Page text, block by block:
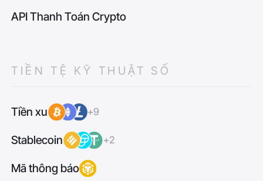
API Thanh Toán Crypto
TIỀN TỆ KỸ THUẬT SỐ
Tiền xu +9
Stablecoin +2
Mã thông báo